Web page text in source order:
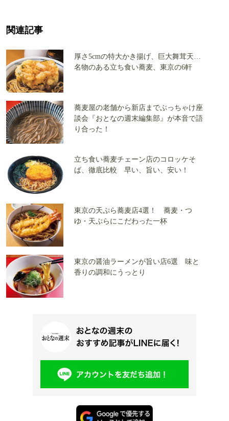
関連記事
厚さ5cmの特大かき揚げ、巨大舞茸天…
名物のある立ち食い蕎麦、東京の6軒
蕎麦屋の老舗から新店までぶっちゃけ座
談会『おとなの週末編集部』が本音で語
り合った！
立ち食い蕎麦チェーン店のコロッケそ
ば、徹底比較 早い、旨い、安い！
東京の天ぷら蕎麦店4選！ 蕎麦・つ
ゆ・天ぷらにこだわった一杯
東京の醤油ラーメンが旨い店6選 味と
香りの調和にうっとり